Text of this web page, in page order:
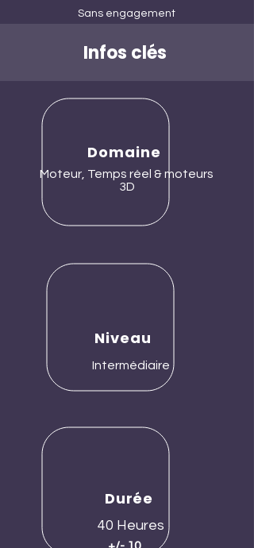
Sans engagement
Infos clés
Domaine
Niveau
Intermédiaire
40 Heures
Durée
Moteur, Temps réel & moteurs
3D